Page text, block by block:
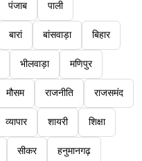
पंजाब पाली
बारां बांसवाड़ा बिहार
भीलवाड़ा मणिपुर
मौसम राजनीति राजसमंद
व्यापार शायरी शिक्षा
सीकर हनुमानगढ़